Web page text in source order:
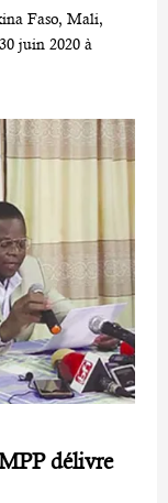
Faso, Mali,
juin 2020 à
délivre